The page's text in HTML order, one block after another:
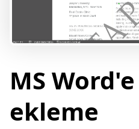
MS
ekleme